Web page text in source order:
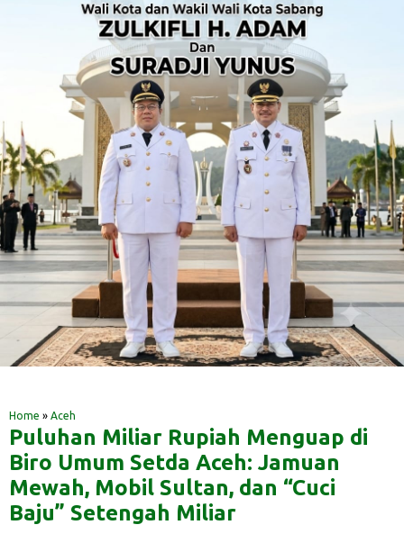
Home » Aceh
Puluhan Miliar Rupiah Menguap di
Biro Umum Setda Aceh: Jamuan
Mewah, Mobil Sultan, dan “Cuci
Baju” Setengah Miliar